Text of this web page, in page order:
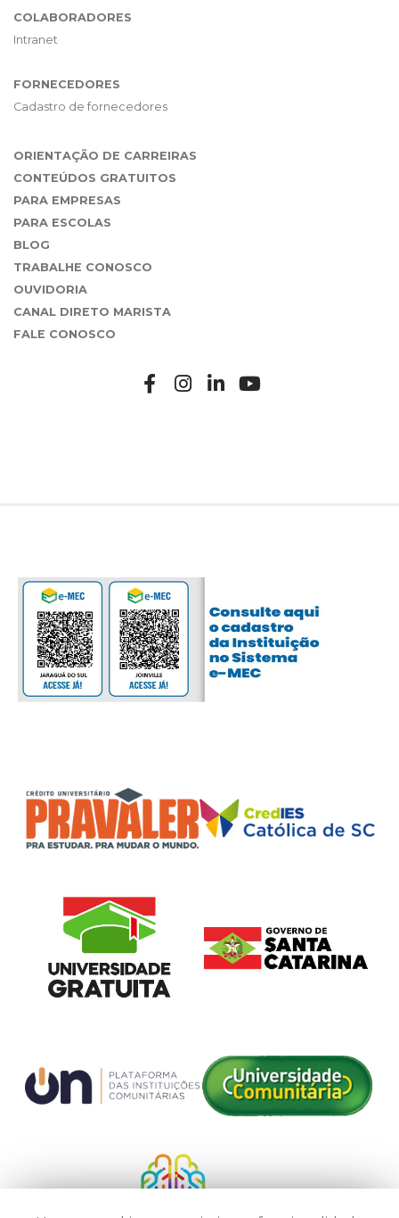
COLABORADORES
Intranet
FORNECEDORES
Cadastro de fornecedores
ORIENTAÇÃO DE CARREIRAS
CONTEÚDOS GRATUITOS
PARA EMPRESAS
PARA ESCOLAS
BLOG
TRABALHE CONOSCO
OUVIDORIA
CANAL DIRETO MARISTA
FALE CONOSCO